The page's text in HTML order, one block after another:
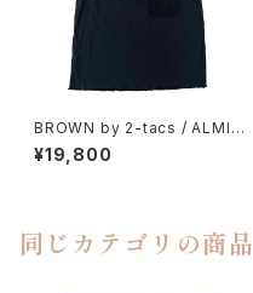
BROWN by 2-tacs / ALMIG
HTY
¥19,800
同じカテゴリの商品